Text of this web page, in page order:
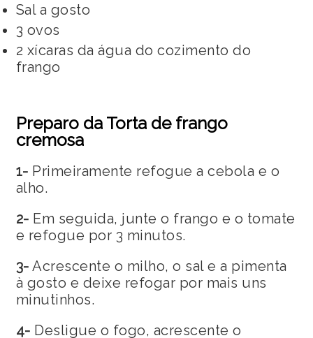
Sal a gosto
3 ovos
2 xícaras da água do cozimento do
frango
Preparo da Torta de frango
cremosa
1- Primeiramente refogue a cebola e o
alho.
2- Em seguida, junte o frango e o tomate
e refogue por 3 minutos.
3- Acrescente o milho, o sal e a pimenta
à gosto e deixe refogar por mais uns
minutinhos.
4- Desligue o fogo, acrescente o